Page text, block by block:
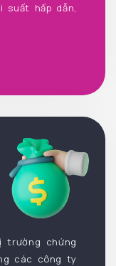
hấp dẫn,
trường chứng
các công ty